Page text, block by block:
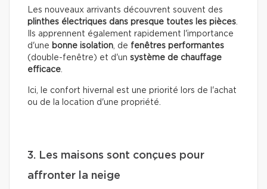
Les nouveaux arrivants découvrent souvent des
plinthes électriques dans presque toutes les pièces.
Ils apprennent également rapidement l'importance
d'une bonne isolation, de fenêtres performantes
(double-fenêtre) et d'un système de chauffage
efficace.
Ici, le confort hivernal est une priorité lors de l'achat
ou de la location d'une propriété.
3. Les maisons sont conçues pour
affronter la neige